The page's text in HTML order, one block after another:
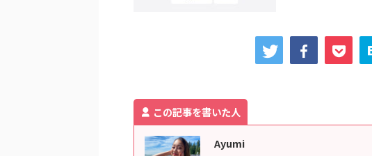
この記事を書いた人
Ayumi